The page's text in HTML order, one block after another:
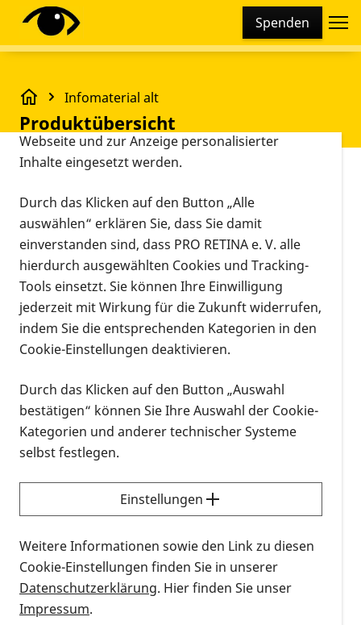
Spenden
Infomaterial alt
Produktübersicht
Produktübersicht
Suchbegriff
Aktive Filter: Filter: Patientenregister
Veröffentlichung: älter als 1 Jahr
Alle Filter entfernen
Es wurden 3 Ergebnisse gefunden.
Suchergebnisse
Diese Webseite setzt verschiedene Cookies und
Tracking-Tools ein. Dies beinhaltet Cookies und
technisch notwendig sind, die zu statistischen
Zwecken sowie zur besseren Bedienbarkeit der
Webseite und zur Anzeige personalisierter
Inhalte eingesetzt werden.
Durch das Klicken auf den Button „Alle
auswählen“ erklären Sie, dass Sie damit
einverstanden sind, dass PRO RETINA e. V. alle
hierdurch ausgewählten Cookies und Tracking-
Tools einsetzt. Sie können Ihre Einwilligung
jederzeit mit Wirkung für die Zukunft widerrufen,
indem Sie die entsprechenden Kategorien in den
Cookie-Einstellungen deaktivieren.
Durch das Klicken auf den Button „Auswahl
bestätigen“ können Sie Ihre Auswahl der Cookie-
Kategorien und anderer technischer Systeme
selbst festlegen.
Einstellungen
Weitere Informationen sowie den Link zu diesen
Cookie-Einstellungen finden Sie in unserer
Datenschutzerklärung. Hier finden Sie unser
Impressum.